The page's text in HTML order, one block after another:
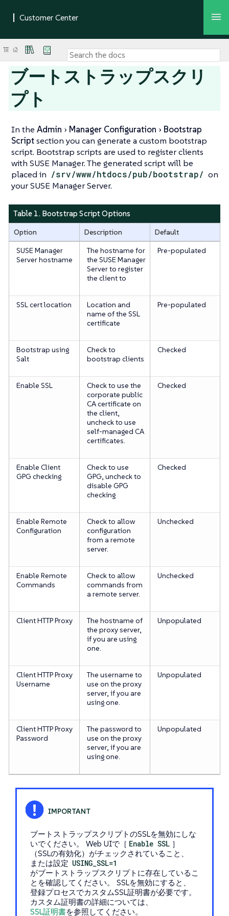
ブートストラップスクリ
プト
In the Admin Manager Configuration
Bootstrap
Scriptsection you can generate a custom bootstrap
script. Bootstrap scripts are used to register clients
with SUSE Manager. The generated script will be
placed in /srv/www/htdocs/pub/bootstrap/ on
your SUSE Manager Server.
Table 1. Bootstrap Script Options
Option Description
Default
SUSE Manager
Server hostname
The hostname for
the SUSE Manager
Server to register
the client to
Pre-populated
SSL cert location
Location and
name of the SSL
certificate
Pre-populated
Bootstrap using
Salt
Check to
bootstrap clients
Checked
Enable SSL
Check to use the
corporate public
CA certificate on
the client,
uncheck to use
self-managed CA
certificates.
Checked
Enable Client
GPG checking
Check to use
GPG, uncheck to
disable GPG
checking
Checked
Enable Remote
Configuration
Check to allow
configuration
from a remote
server.
Unchecked
Enable Remote
Commands
Check to allow
commands from
a remote server.
Unchecked
Client HTTP Proxy
The hostname of
the proxy server,
if you are using
one.
Unpopulated
Client HTTP Proxy
Username
The username to
use on the proxy
server, if you are
using one.
Unpopulated
Client HTTP Proxy
Password
The password to
use on the proxy
server, if you are
using one.
Unpopulated
ブートストラップスクリプトのSSLを無効にしな
いでください。 Web UIで［ Enable SSL ］
（SSLの有効化）がチェックされていること、
または設定 USING_SSL=1
がブートストラップスクリプトに存在しているこ
とを確認してください。 SSLを無効にすると、
登録プロセスでカスタムSSL証明書が必要です。
カスタム証明書の詳細については、
SSL証明書を参照してください。